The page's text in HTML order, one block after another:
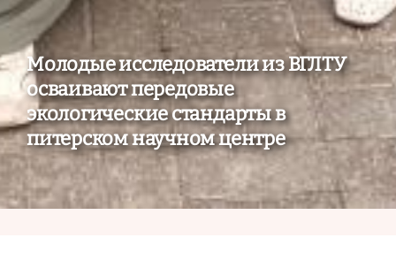
Молодые исследователи из ВГЛТУ
осваивают передовые
экологические стандарты в
питерском научном центре